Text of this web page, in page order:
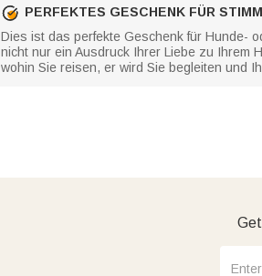
PERFEKTES GESCHENK FÜR
Dies ist das perfekte Geschenk für Hunde-
nicht nur ein Ausdruck Ihrer Liebe zu Ihrem
wohin Sie reisen, er wird Sie begleiten und